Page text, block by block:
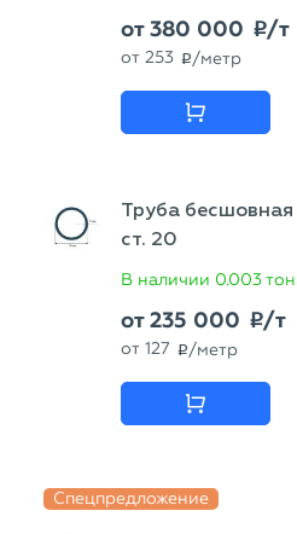
от380 000 p/т
от 253 p /метр
Труба
ст. 20
В наличии 0.003
от235 000 p/т
от 127 p /метр
Спецпредложение